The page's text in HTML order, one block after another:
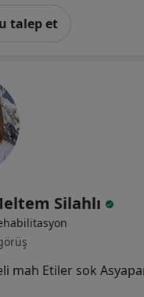
talep et
Silahlı